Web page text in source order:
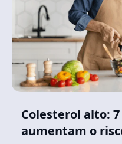
Colesterol alto:
aumentam o